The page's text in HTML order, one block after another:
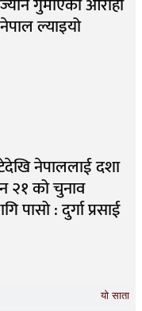
यो साता
ल्याइयो
नेपाललाई दशा
२१ को चुनाव
पासो : दुर्गा प्रसाई